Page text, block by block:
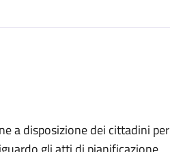
a disposizione dei cittadini per